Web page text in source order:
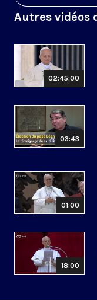
Autres vidéos
02:45:00
03:43
01:00
18:00